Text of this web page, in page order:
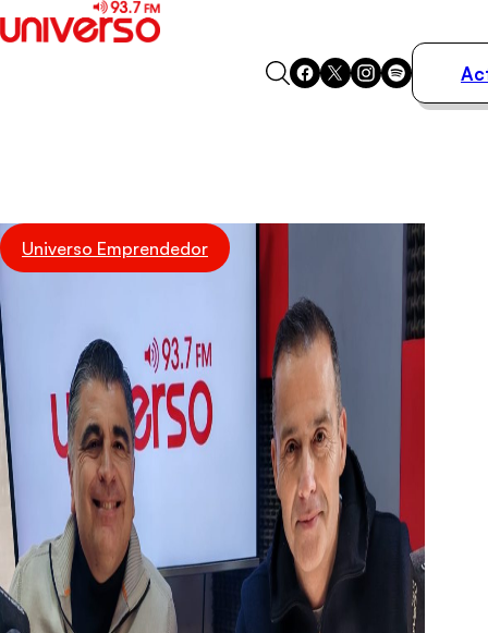
Podcasts
Destacados
Universo Emprendedor